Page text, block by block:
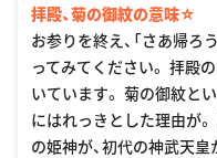
拝殿、菊の御紋の意味☆
お参りを終え、「さあ帰ろ
ってみてください。 拝殿
いています。 菊の御紋と
にはれっきとした理由が
の姫神が、初代の神武天